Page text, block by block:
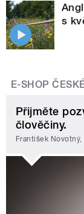
s
E-SHOP
Přijměte
člověčiny.
František